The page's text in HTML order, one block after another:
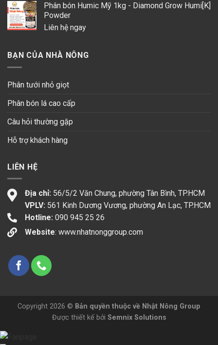
Phân bón Humic Mỹ 1kg - Diamond Grow Humi[K]
Powder
Liên hệ ngay
BẠN CỦA NHÀ NÔNG
Phân tưới nhỏ giọt
Phân bón lá cao cấp
Câu hỏi thường gặp
Hỗ trợ khách hàng
LIÊN HỆ
Địa chỉ: 56/5/2 Văn Chung, phường Tân Bình, TP.HCM
VPLV: 561 Kinh Dương Vương, phường An Lạc, TP.HCM
Hotline: 090 945 25 26
Website: www.nhatnonggroup.com
Copyright 2026 © Bản quyền thuộc về Nhật Nông Group
Được thiết kế bởi Semnix Solutions